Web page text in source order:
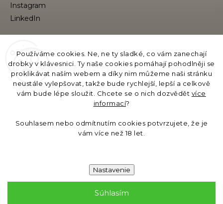
Používáme cookies. Ne, ne ty sladké, co vám zanechají
drobky v klávesnici. Ty naše cookies pomáhají pohodlněji se
proklikávat naším webem a díky nim můžeme naši stránku
neustále vylepšovat, takže bude rychlejší, lepší a celkově
vám bude lépe sloužit. Chcete se o nich dozvědět více
informací?
Souhlasem nebo odmítnutím cookies potvrzujete, že je
vám více než 18 let.
Nastavenie
Súhlasím
Instagram
Hľadať
GB Moments s.r.o., Evropská 11/2758, 160 00 Praha,
IČO: 19621558, DIČ/EORI: CZ19621558